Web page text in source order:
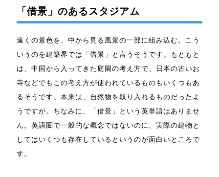
「借景」のあるスタジアム
遠くの景色を、中から見る風景の一部に組み込む。こう
いうのを建築界では「借景」と言うそうです。もともと
は、中国から入ってきた庭園の考え方で、日本の古いお
寺などでもこの考え方が使われているものもいくつもあ
るそうです。本来は、自然物を取り入れるものだったよ
うですが。ちなみに、「借景」という英単語はありませ
ん。英語圏で一般的な概念ではないのに、実際の建物と
してはいくつも存在しているというのが面白いところで
す。